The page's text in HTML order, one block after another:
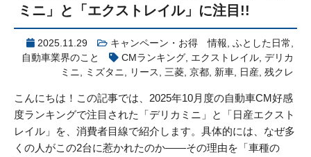
ミニ」と「エクストレイル」に注目!!
2025.11.29 キャンペーン・お得 情報 ,ふとした日常
自動車業界のこと
CMランキング エクストレイル ,デリカ
ミニ
ミズタニ リース 三菱 ,京都 新車 日産 ,残クレ
こんにちは！この記事では、2025年10月度の自動車CM好感
度ランキングで注目された「デリカミニ」と「日産エクスト
レイル」を、消費者目線で紹介します。具体的には、なぜ多
くの人がこの2台に惹かれたのか――その理由を「車種の